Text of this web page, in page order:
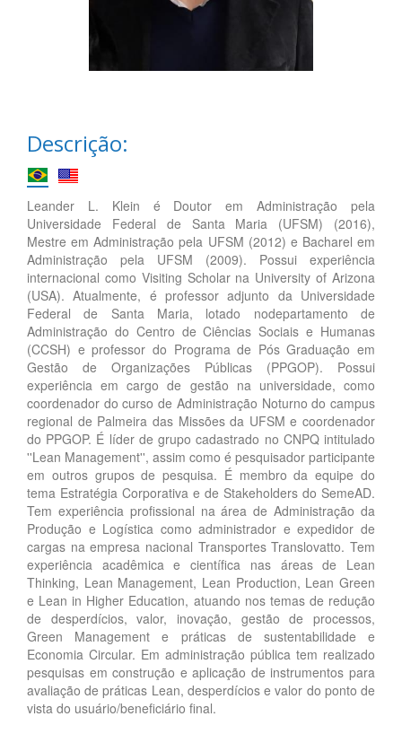
Descrição:
Leander L. Klein é Doutor em Administração pela
Universidade Federal de Santa Maria (UFSM) (2016),
Mestre em Administração pela UFSM (2012) e Bacharel em
Administração pela UFSM (2009). Possui experiência
internacional como Visiting Scholar na University of Arizona
(USA). Atualmente, é professor adjunto da Universidade
Federal de Santa Maria, lotado nodepartamento de
Administração do Centro de Ciências Sociais e Humanas
(CCSH) e professor do Programa de Pós Graduação em
Gestão de Organizações Públicas (PPGOP). Possui
experiência em cargo de gestão na universidade, como
coordenador do curso de Administração Noturno do campus
regional de Palmeira das Missões da UFSM e coordenador
do PPGOP. É líder de grupo cadastrado no CNPQ intitulado
''Lean Management'', assim como é pesquisador participante
em outros grupos de pesquisa. É membro da equipe do
tema Estratégia Corporativa e de Stakeholders do SemeAD.
Tem experiência profissional na área de Administração da
Produção e Logística como administrador e expedidor de
cargas na empresa nacional Transportes Translovatto. Tem
experiência acadêmica e científica nas áreas de Lean
Thinking, Lean Management, Lean Production, Lean Green
e Lean in Higher Education, atuando nos temas de redução
de desperdícios, valor, inovação, gestão de processos,
Green Management e práticas de sustentabilidade e
Economia Circular. Em administração pública tem realizado
pesquisas em construção e aplicação de instrumentos para
avaliação de práticas Lean, desperdícios e valor do ponto de
vista do usuário/beneficiário final.